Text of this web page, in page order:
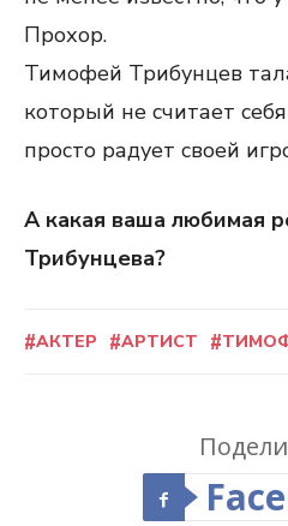
Прохор.
Тимофей Трибунцев
который не считает
просто радует своей
А какая ваша любимая
Трибунцева?
АКТЕР АРТИСТ